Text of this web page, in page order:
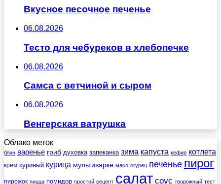
Вкусное песочное печенье
06.08.2026
Тесто для чебуреков в хлебопечке
06.08.2026
Самса с ветчиной и сыром
06.08.2026
Венгерская ватрушка
Облако меток
блин варенье гриб духовка запеканка зима капуста кефир котлета
крем куриный курица мультиварке мясо огурец печенье пирог
пирожок пицца помидор простой рецепт салат соус творожный тест